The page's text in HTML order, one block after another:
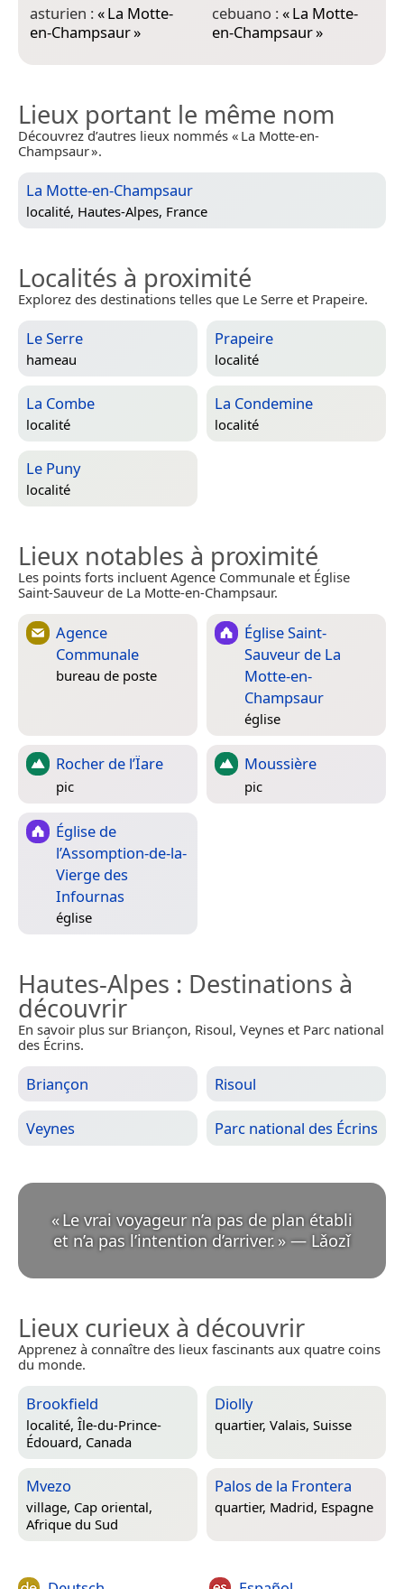
asturien :«La Motte-
en-Champsaur»
cebuano :«La Motte-
en-Champsaur»
Lieux portant le même nom
Découvrez d’autres lieux nommés « La Motte-en-
Champsaur ».
La Motte-en-Champsaur
localité, Hautes-Alpes, France
Localités à proximité
Explorez des destinations telles que Le Serre et Prapeire.
Le Serre
hameau
Prapeire
localité
La Combe
localité
La Condemine
localité
Le Puny
localité
Lieux notables à proximité
Les points forts incluent Agence Communale et Église
Saint-Sauveur de La Motte-en-Champsaur.
Agence
Communale
bureau de poste
Église Saint-
Sauveur de La
Motte-en-
Champsaur
église
Rocher de l’Ïare
pic
Moussière
pic
Église de
l’Assomption-de-la-
Vierge des
Infournas
église
Hautes-Alpes : Destinations à
découvrir
En savoir plus sur Briançon, Risoul, Veynes et Parc national
des Écrins.
Briançon Risoul
Veynes Parc national des Écrins
«Le vrai voyageur n’a pas de plan établi
et n’a pas l’intention d’arriver. » — Lǎozǐ
Lieux curieux à découvrir
Apprenez à connaître des lieux fascinants aux quatre coins
du monde.
Brookfield
localité, Île-du-Prince-
Édouard, Canada
Diolly
quartier, Valais, Suisse
Mvezo
village, Cap oriental,
Afrique du Sud
Palos de la Frontera
quartier, Madrid, Espagne